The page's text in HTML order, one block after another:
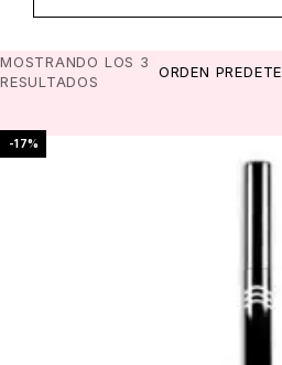
MOSTRANDO LOS 3
RESULTADOS
ORDEN
-17%